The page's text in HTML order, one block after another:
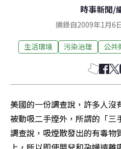
時事新聞/
摘錄自2009年1月6
生活環境 污染治理 公共
美國的一份調查說，許多人沒
被動吸二手煙外，所謂的「三
調查說，吸煙散發出的有毒物